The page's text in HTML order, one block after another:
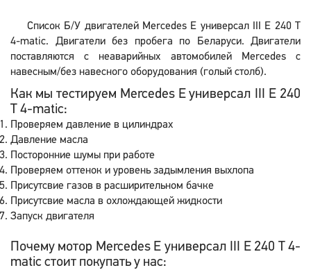
Список Б/У двигателей Mercedes E универсал III E 240 T
4-matic. Двигатели без пробега по Беларуси. Двигатели
поставляются с неаварийных автомобилей Mercedes с
навесным/без навесного оборудования (голый столб).
Как мы тестируем Mercedes E универсал III E 240
T 4-matic:
Проверяем давление в цилиндрах
Давление масла
Посторонние шумы при работе
Проверяем оттенок и уровень задымления выхлопа
Присутсвие газов в расширительном бачке
Присутсвие масла в охлождающей жидкости
Запуск двигателя
Почему мотор Mercedes E универсал III E 240 T 4-
matic стоит покупать у нас: